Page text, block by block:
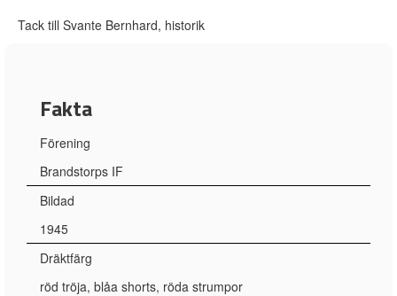
Tack till Svante Bernhard, historik
Fakta
Förening
Brandstorps IF
Bildad
1945
Dräktfärg
röd tröja, blåa shorts, röda strumpor